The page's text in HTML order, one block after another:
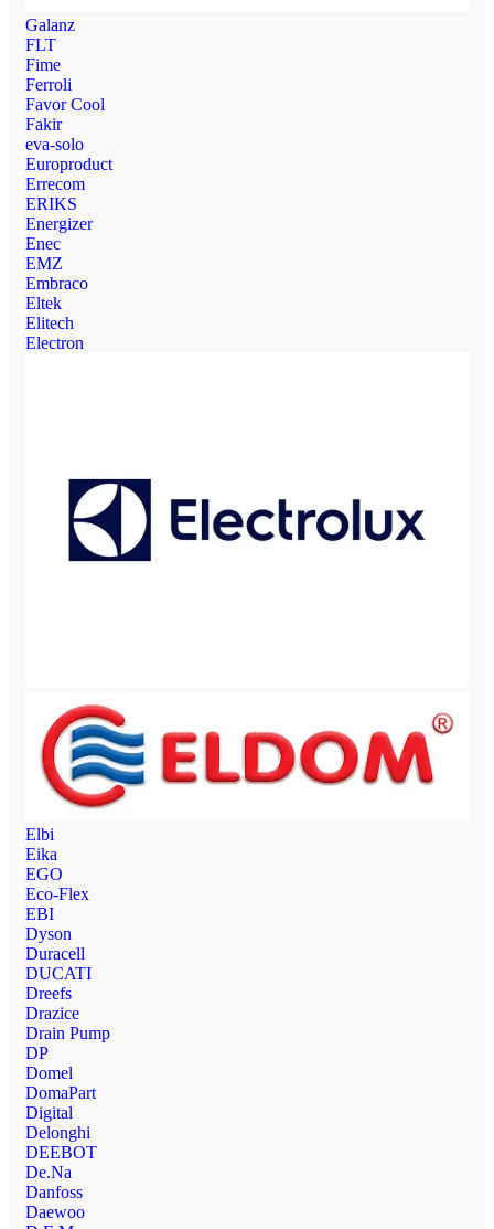
Galanz
FLT
Fime
Ferroli
Favor Cool
Fakir
eva-solo
Europroduct
Errecom
ERIKS
Energizer
Enec
EMZ
Embraco
Eltek
Elitech
Electron
Elbi
Eika
EGO
Eco-Flex
EBI
Dyson
Duracell
DUCATI
Dreefs
Drazice
Drain Pump
DP
Domel
DomaPart
Digital
Delonghi
DEEBOT
De.Na
Danfoss
Daewoo